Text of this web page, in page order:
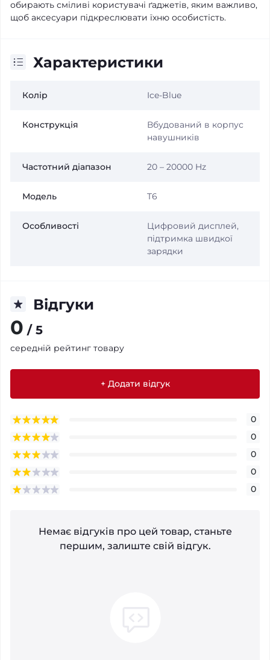
обирають сміливі користувачі ґаджетів, яким важливо,
щоб аксесуари підкреслювати їхню особистість.
Характеристики
Колір Ice-Blue
Конструкція
Вбудований в корпус
навушників
Частотний діапазон 20 – 20000 Hz
Модель T6
Особливості
Цифровий дисплей,
підтримка швидкої
зарядки
Відгуки
0 / 5
середній рейтинг товару
+ Додати відгук
0
0
0
0
0
Немає відгуків про цей товар, станьте
першим, залиште свій відгук.